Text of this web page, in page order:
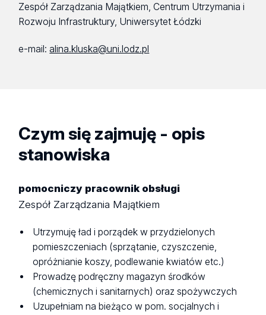
Zespół Zarządzania Majątkiem, Centrum Utrzymania i
Rozwoju Infrastruktury, Uniwersytet Łódzki
e-mail:alina.kluska@uni.lodz.pl
Czym się zajmuję - opis
stanowiska
pomocniczy pracownik obsługi
Zespół Zarządzania Majątkiem
Utrzymuję ład i porządek w przydzielonych
pomieszczeniach (sprzątanie, czyszczenie,
opróżnianie koszy, podlewanie kwiatów etc.)
Prowadzę podręczny magazyn środków
(chemicznych i sanitarnych) oraz spożywczych
Uzupełniam na bieżąco w pom. socjalnych i